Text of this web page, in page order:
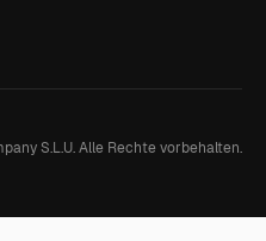
S.L.U. Alle Rechte vorbehalten.